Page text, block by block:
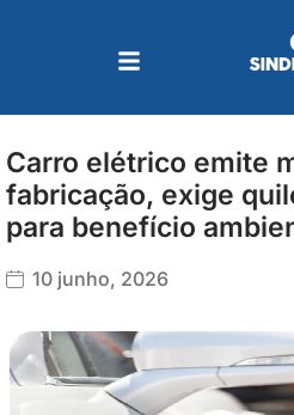
Carro elétrico emite
fabricação, exige
para benefício
10 junho, 2026